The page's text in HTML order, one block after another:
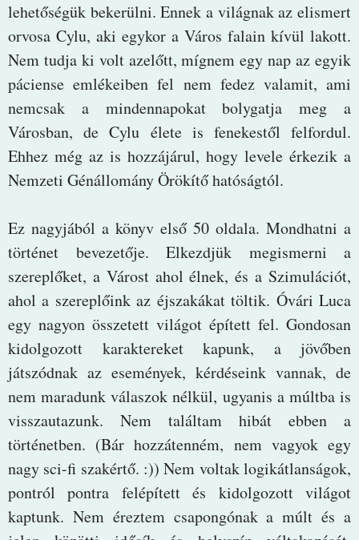
lehetőségük bekerülni. Ennek a világnak az elismert
orvosa Cylu, aki egykor a Város falain kívül lakott.
Nem tudja ki volt azelőtt, mígnem egy nap az egyik
páciense emlékeiben fel nem fedez valamit, ami
nemcsak a mindennapokat bolygatja meg a
Városban, de Cylu élete is fenekestől felfordul.
Ehhez még az is hozzájárul, hogy levele érkezik a
Nemzeti Génállomány Örökítő hatóságtól.
Ez nagyjából a könyv első 50 oldala. Mondhatni a
történet bevezetője. Elkezdjük megismerni a
szereplőket, a Várost ahol élnek, és a Szimulációt,
ahol a szereplőink az éjszakákat töltik. Óvári Luca
egy nagyon összetett világot épített fel. Gondosan
kidolgozott karaktereket kapunk, a jövőben
játszódnak az események, kérdéseink vannak, de
nem maradunk válaszok nélkül, ugyanis a múltba is
visszautazunk. Nem találtam hibát ebben a
történetben. (Bár hozzátenném, nem vagyok egy
nagy sci-fi szakértő. :)) Nem voltak logikátlanságok,
pontról pontra felépített és kidolgozott világot
kaptunk. Nem éreztem csapongónak a múlt és a